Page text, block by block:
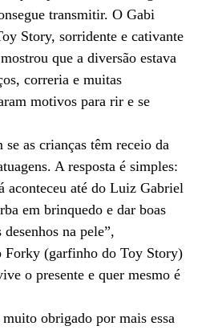
transmitir. O Gabi
Story, sorridente e cativante
que a diversão estava
correria e muitas
motivos para rir e se
as crianças têm receio da
A resposta é simples:
aconteceu até do Luiz Gabriel
em brinquedo e dar boas
na pele”,
Forky (garfinho do Toy Story)
o presente e quer mesmo é
obrigado por mais essa